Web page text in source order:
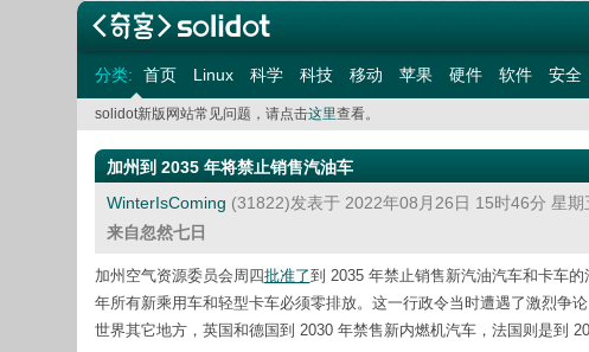
分类: 首页 Linux 科学 科技 移动 苹果 硬件 软件 安全
solidot新版网站常见问题，请点击这里查看。
加州到 2035 年将禁止销售汽油车
WinterIsComing (31822)发表于 2022年08月26日 15时46分 星期
来自忽然七日
加州空气资源委员会周四批准了到 2035 年禁止销售新汽油汽车和卡车
年所有新乘用车和轻型卡车必须零排放。这一行政令当时遭遇了激烈争
世界其它地方，英国和德国到 2030 年禁售新内燃机汽车，法国则是到